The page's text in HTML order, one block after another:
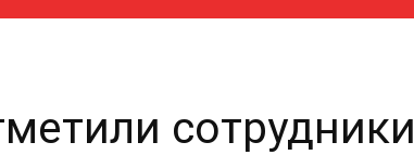
сотрудники